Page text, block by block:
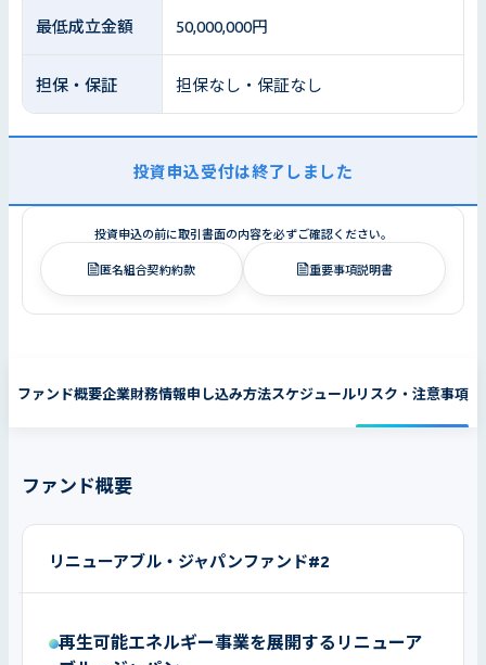
最低成立金額 50,000,000円
担保・保証 担保なし・保証なし
投資申込受付は終了しました
投資申込の前に取引書面の内容を必ずご確認ください。
匿名組合契約約款 重要事項説明書
ファンド概要企業財務情報申し込み方法スケジュールリスク・注意事項
ファンド概要
リニューアブル・ジャパンファンド#2
再生可能エネルギー事業を展開するリニューア